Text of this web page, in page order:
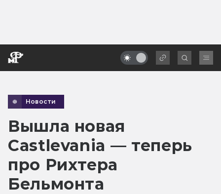
Новости
Вышла новая
Castlevania — теперь
про Рихтера
Бельмонта